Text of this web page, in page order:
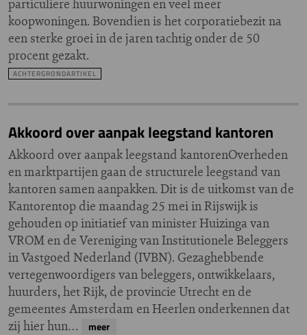
particuliere huurwoningen en veel meer
koopwoningen. Bovendien is het corporatiebezit na
een sterke groei in de jaren tachtig onder de 50
procent gezakt.
ACHTERGRONDARTIKEL
Akkoord over aanpak leegstand kantoren
Akkoord over aanpak leegstand kantorenOverheden
en marktpartijen gaan de structurele leegstand van
kantoren samen aanpakken. Dit is de uitkomst van de
Kantorentop die maandag 25 mei in Rijswijk is
gehouden op initiatief van minister Huizinga van
VROM en de Vereniging van Institutionele Beleggers
in Vastgoed Nederland (IVBN). Gezaghebbende
vertegenwoordigers van beleggers, ontwikkelaars,
huurders, het Rijk, de provincie Utrecht en de
gemeentes Amsterdam en Heerlen onderkennen dat
zij hier hun…
meer